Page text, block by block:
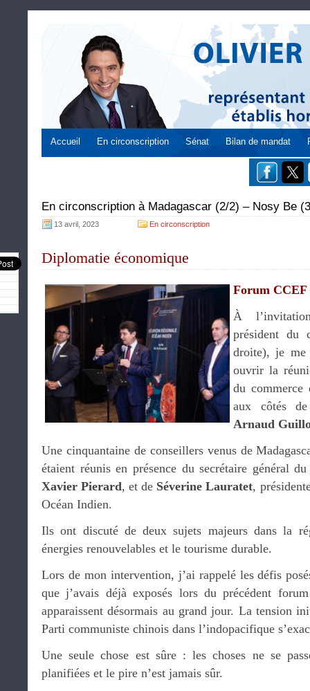
Accueil En circonscription Sénat Bilan de mandat
En circonscription à Madagascar (2/2) – Nosy Be
13 avril, 2023 En circonscription
Diplomatie économique
Forum CCEF
À
président du
droite), je me
ouvrir la
du commerce
aux côtés de
Arnaud
Une cinquantaine de conseillers venus de
étaient réunis en présence du secrétaire général
Xavier Pierard, et de Séverine Lauratet,
Océan Indien.
Ils ont discuté de deux sujets majeurs dans la
énergies renouvelables et le tourisme durable.
Lors de mon intervention, j’ai rappelé les défis
que j’avais déjà exposés lors du précédent
apparaissent désormais au grand jour. La tension
Parti communiste chinois dans l’indopacifique
Une seule chose est sûre : les choses ne se
planifiées et le pire n’est jamais sûr.